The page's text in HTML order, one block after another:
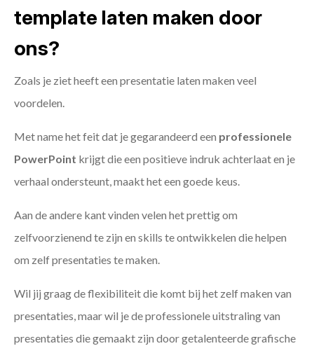
template laten maken door
ons?
Zoals je ziet heeft een presentatie laten maken veel
voordelen.
Met name het feit dat je gegarandeerd een professionele
PowerPoint krijgt die een positieve indruk achterlaat en je
verhaal ondersteunt, maakt het een goede keus.
Aan de andere kant vinden velen het prettig om
zelfvoorzienend te zijn en skills te ontwikkelen die helpen
om zelf presentaties te maken.
Wil jij graag de flexibiliteit die komt bij het zelf maken van
presentaties, maar wil je de professionele uitstraling van
presentaties die gemaakt zijn door getalenteerde grafische